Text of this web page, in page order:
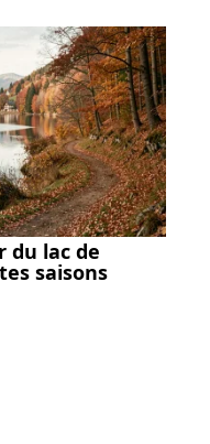
du lac de
saisons